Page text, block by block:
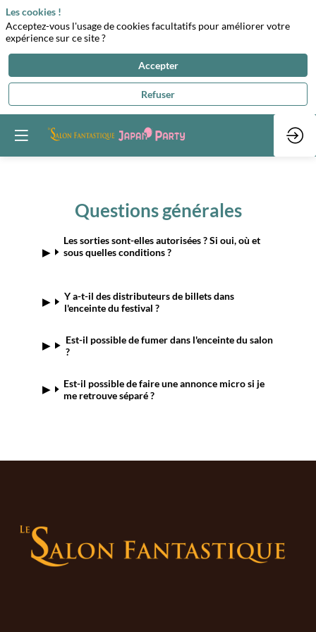
Questions générales
Les sorties sont-elles autorisées ? Si oui, où et
sous quelles conditions ?
Y a-t-il des distributeurs de billets dans
l'enceinte du festival ?
Est-il possible de fumer dans l'enceinte du salon
?
Est-il possible de faire une annonce micro si je
Les cookies !
Acceptez-vous l'usage de cookies facultatifs pour améliorer votre
expérience sur ce site ?
Accepter
Refuser